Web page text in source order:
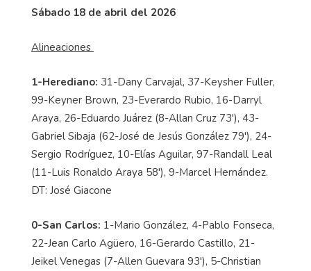
Sábado 18 de abril del 2026
Alineaciones
1-Herediano: 31-Dany Carvajal, 37-Keysher Fuller,
99-Keyner Brown, 23-Everardo Rubio, 16-Darryl
Araya, 26-Eduardo Juárez (8-Allan Cruz 73'), 43-
Gabriel Sibaja (62-José de Jesús González 79'), 24-
Sergio Rodríguez, 10-Elías Aguilar, 97-Randall Leal
(11-Luis Ronaldo Araya 58'), 9-Marcel Hernández.
DT: José Giacone
0-San Carlos: 1-Mario González, 4-Pablo Fonseca,
22-Jean Carlo Agüero, 16-Gerardo Castillo, 21-
Jeikel Venegas (7-Allen Guevara 93'), 5-Christian